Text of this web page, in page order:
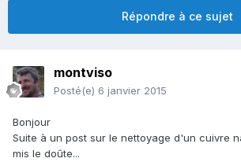
Répondre à ce sujet
montviso
Posté(e) 6 janvier 2015
Bonjour
Suite à un post sur le nettoyage d'un cuivre
mis le doûte...